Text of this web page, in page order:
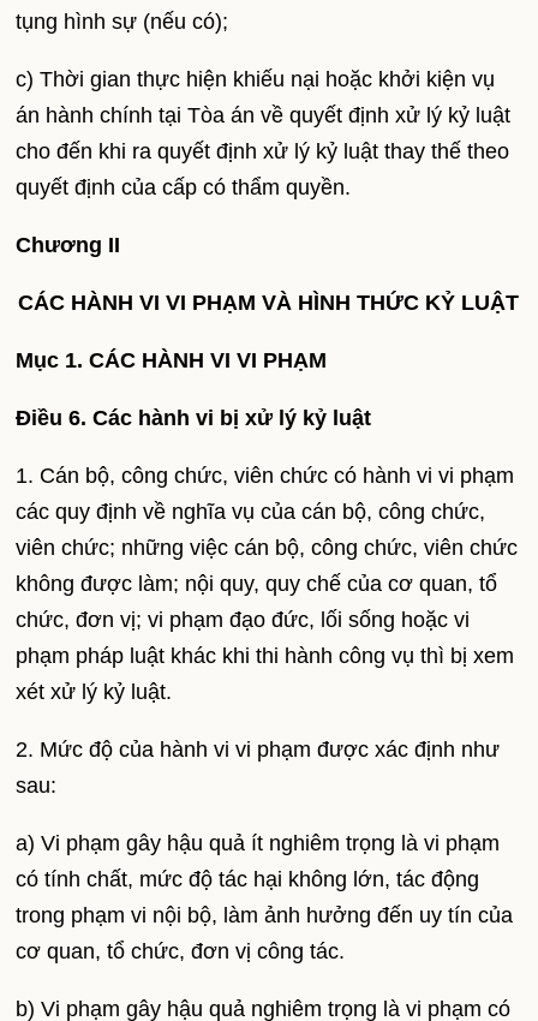
tụng hình sự (nếu có);
c) Thời gian thực hiện khiếu nại hoặc khởi kiện vụ
án hành chính tại Tòa án về quyết định xử lý kỷ luật
cho đến khi ra quyết định xử lý kỷ luật thay thế theo
quyết định của cấp có thẩm quyền.
Chương II
CÁC HÀNH VI VI PHẠM VÀ HÌNH THỨC KỶ LUẬT
Mục 1. CÁC HÀNH VI VI PHẠM
Điều 6. Các hành vi bị xử lý kỷ luật
1. Cán bộ, công chức, viên chức có hành vi vi phạm
các quy định về nghĩa vụ của cán bộ, công chức,
viên chức; những việc cán bộ, công chức, viên chức
không được làm; nội quy, quy chế của cơ quan, tổ
chức, đơn vị; vi phạm đạo đức, lối sống hoặc vi
phạm pháp luật khác khi thi hành công vụ thì bị xem
xét xử lý kỷ luật.
2. Mức độ của hành vi vi phạm được xác định như
sau:
a) Vi phạm gây hậu quả ít nghiêm trọng là vi phạm
có tính chất, mức độ tác hại không lớn, tác động
trong phạm vi nội bộ, làm ảnh hưởng đến uy tín của
cơ quan, tổ chức, đơn vị công tác.
b) Vi phạm gây hậu quả nghiêm trọng là vi phạm có